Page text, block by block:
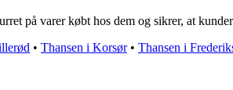
på varer købt hos dem og sikrer, at
• Thansen i Korsør• Thansen i